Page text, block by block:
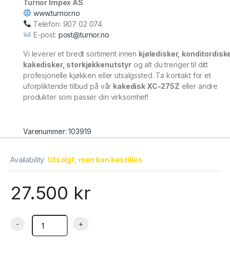
Turnor Impex AS
www.turnor.no
Telefon: 907 02 074
E-post: post@turnor.no
Vi leverer et bredt sortiment innen kjøledisker,
kakedisker, storkjøkkenutstyrog alt du trenger til ditt
profesjonelle kjøkken eller utsalgssted. Ta kontakt for et
uforpliktende tilbud på vår kakedisk XC-275Z eller andre
produkter som passer din virksomhet!
Varenummer: 103919
Availability: Utsolgt, men kan bestilles
27.500 kr
Kakedisk rett glass 940x685x1400 mm XC-275Z, Jiutai